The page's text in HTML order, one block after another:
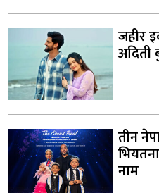
जहीर
अदिती
तीन
नाम